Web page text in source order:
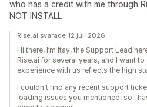
who has a credit with me through
NOT INSTALL
Rise.ai svarade 12 juli 2026
Hi there, I’m Itay, the Support Lead
Rise.ai for several years, and I want
experience with us reflects the high
I couldn't find any recent support
loading issues you mentioned, so I